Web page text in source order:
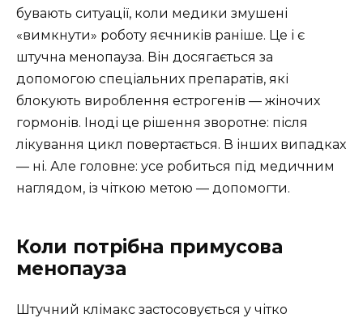
бувають ситуації, коли медики змушені
«вимкнути» роботу яєчників раніше. Це і є
штучна менопауза. Він досягається за
допомогою спеціальних препаратів, які
блокують вироблення естрогенів — жіночих
гормонів. Іноді це рішення зворотне: після
лікування цикл повертається. В інших випадках
— ні. Але головне: усе робиться під медичним
наглядом, із чіткою метою — допомогти.
Коли потрібна примусова
менопауза
Штучний клімакс застосовується у чітко